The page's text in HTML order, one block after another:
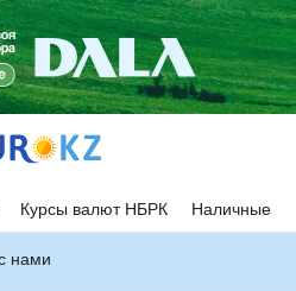
Курсы валют НБРК Наличные
нами